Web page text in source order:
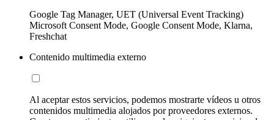
Google Tag Manager, UET (Universal Event Tracking)
Microsoft Consent Mode, Google Consent Mode, Klarna,
Freshchat
Contenido multimedia externo
Al aceptar estos servicios, podemos mostrarte vídeos u otros
contenidos multimedia alojados por proveedores externos.